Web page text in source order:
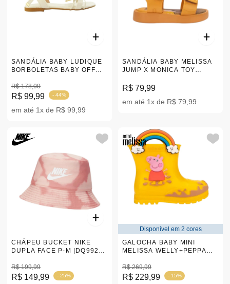
SANDÁLIA BABY LUDIQUE
BORBOLETAS BABY OFF
R$ 178,00
R$ 99,99 - 44%
em até 1x de R$ 99,99
SANDÁLIA BABY MELISSA
JUMP X MONICA TOY
R$ 79,99
em até 1x de R$ 79,99
CHÁPEU BUCKET NIKE
DUPLA FACE P-M |DQ9922-
R$ 199,99
R$ 149,99 - 25%
Disponível em 2 cores
GALOCHA BABY MINI
MELISSA WELLY+PEPPA
R$ 269,99
R$ 229,99 - 15%